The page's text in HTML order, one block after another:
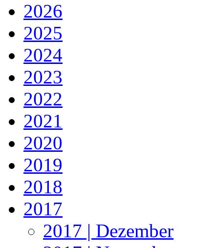
2026
2025
2024
2023
2022
2021
2020
2019
2018
2017
2017 | Dezember